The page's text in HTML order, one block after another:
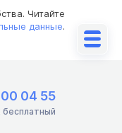
Читайте
данные.
04 55
бесплатный